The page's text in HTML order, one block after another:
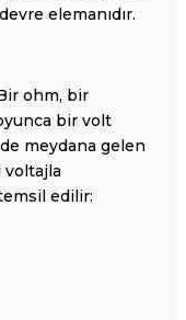
elemanıdır.
ohm, bir
bir volt
meydana gelen
voltajla
edilir: